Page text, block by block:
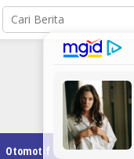
Otomotif Pendidikan